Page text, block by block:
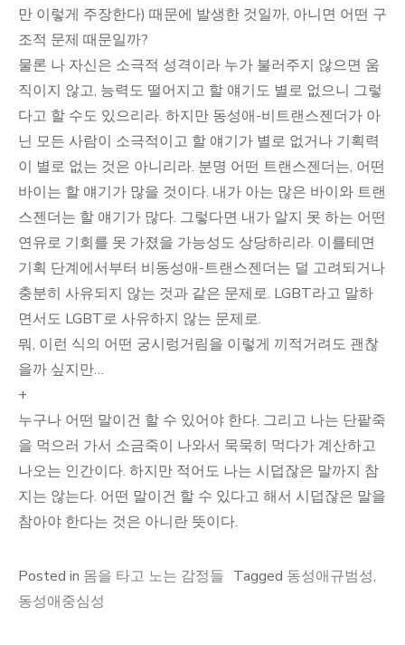
만 이렇게 주장한다) 때문에 발생한 것일까, 아니면 어떤 구
조적 문제 때문일까?
물론 나 자신은 소극적 성격이라 누가 불러주지 않으면 움
직이지 않고, 능력도 떨어지고 할 얘기도 별로 없으니 그렇
다고 할 수도 있으리라. 하지만 동성애-비트랜스젠더가 아
닌 모든 사람이 소극적이고 할 얘기가 별로 없거나 기획력
이 별로 없는 것은 아니리라. 분명 어떤 트랜스젠더는, 어떤
바이는 할 얘기가 많을 것이다. 내가 아는 많은 바이와 트랜
스젠더는 할 얘기가 많다. 그렇다면 내가 알지 못 하는 어떤
연유로 기회를 못 가졌을 가능성도 상당하리라. 이를테면
기획 단계에서부터 비동성애-트랜스젠더는 덜 고려되거나
충분히 사유되지 않는 것과 같은 문제로. LGBT라고 말하
면서도 LGBT로 사유하지 않는 문제로.
뭐, 이런 식의 어떤 궁시렁거림을 이렇게 끼적거려도 괜찮
을까 싶지만…
+
누구나 어떤 말이건 할 수 있어야 한다. 그리고 나는 단팥죽
을 먹으러 가서 소금죽이 나와서 묵묵히 먹다가 계산하고
나오는 인간이다. 하지만 적어도 나는 시덥잖은 말까지 참
지는 않는다. 어떤 말이건 할 수 있다고 해서 시덥잖은 말을
참아야 한다는 것은 아니란 뜻이다.
Posted in 몸을 타고 노는 감정들 Tagged 동성애규범성,
동성애중심성